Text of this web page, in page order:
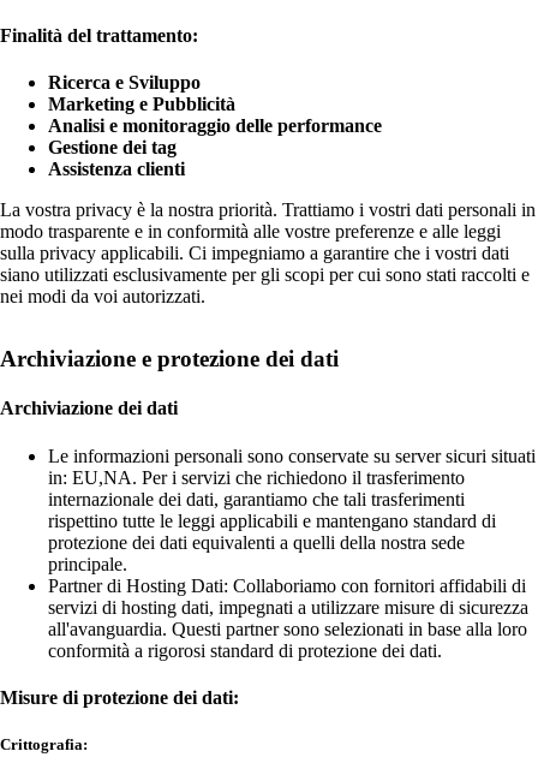
Finalità del trattamento:
Ricerca e Sviluppo
Marketing e Pubblicità
Analisi e monitoraggio delle performance
Gestione dei tag
Assistenza clienti
La vostra privacy è la nostra priorità. Trattiamo i vostri dati personali in
modo trasparente e in conformità alle vostre preferenze e alle leggi
sulla privacy applicabili. Ci impegniamo a garantire che i vostri dati
siano utilizzati esclusivamente per gli scopi per cui sono stati raccolti e
nei modi da voi autorizzati.
Archiviazione e protezione dei dati
Archiviazione dei dati
Le informazioni personali sono conservate su server sicuri situati
in: EU,NA. Per i servizi che richiedono il trasferimento
internazionale dei dati, garantiamo che tali trasferimenti
rispettino tutte le leggi applicabili e mantengano standard di
protezione dei dati equivalenti a quelli della nostra sede
principale.
Partner di Hosting Dati: Collaboriamo con fornitori affidabili di
servizi di hosting dati, impegnati a utilizzare misure di sicurezza
all'avanguardia. Questi partner sono selezionati in base alla loro
conformità a rigorosi standard di protezione dei dati.
Misure di protezione dei dati:
Crittografia: